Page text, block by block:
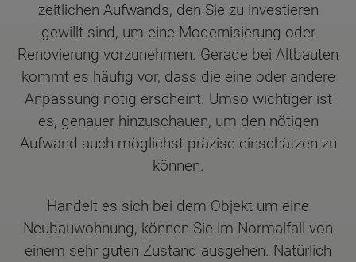
zeitlichen Aufwands, den Sie zu investieren
gewillt sind, um eine Modernisierung oder
Renovierung vorzunehmen. Gerade bei Altbauten
kommt es häufig vor, dass die eine oder andere
Anpassung nötig erscheint. Umso wichtiger ist
es, genauer hinzuschauen, um den nötigen
Aufwand auch möglichst präzise einschätzen zu
können.
Handelt es sich bei dem Objekt um eine
Neubauwohnung, können Sie im Normalfall von
einem sehr guten Zustand ausgehen. Natürlich